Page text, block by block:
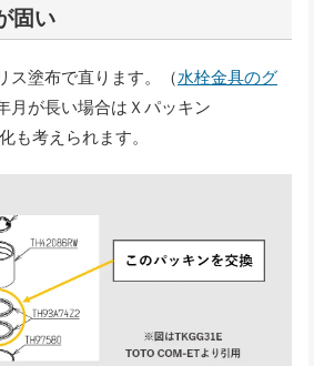
固い
ス塗布で直ります。（水栓金具のグ
月が長い場合はＸパッキン
も考えられます。